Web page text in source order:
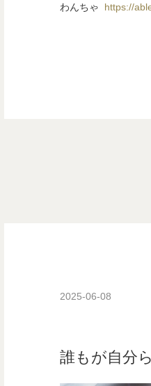
わんちゃ https://
2025-06-08
誰もが自分